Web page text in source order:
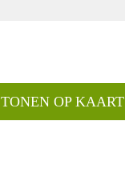
TONEN OP KAART